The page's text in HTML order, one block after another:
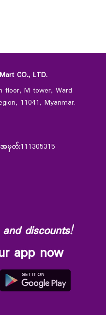
CO., LTD.
floor, M tower, Ward
11041, Myanmar.
အမှတ်:111305315
discounts!
app now